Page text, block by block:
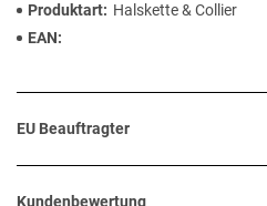
Produktart
Halskette & Collier
EAN
EU Beauftragter
Kundenbewertung